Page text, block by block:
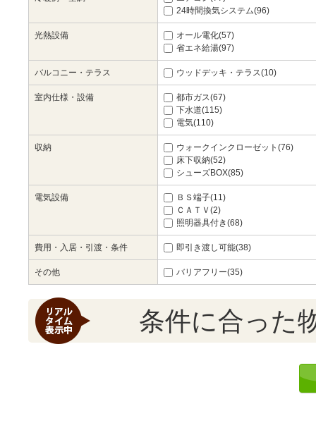
24時間換気システム(96)
光熱設備
オール電化(57)
省エネ給湯(97)
バルコニー・テラス ウッドデッキ・テラス(10)
室内仕様・設備
都市ガス(67)
下水道(115)
電気(110)
収納
ウォークインクローゼット(76)
床下収納(52)
シューズBOX(85)
電気設備
ＢＳ端子(11)
ＣＡＴＶ(2)
照明器具付き(68)
費用・入居・引渡・条件 即引き渡し可能(38)
その他 バリアフリー(35)
条件に合った